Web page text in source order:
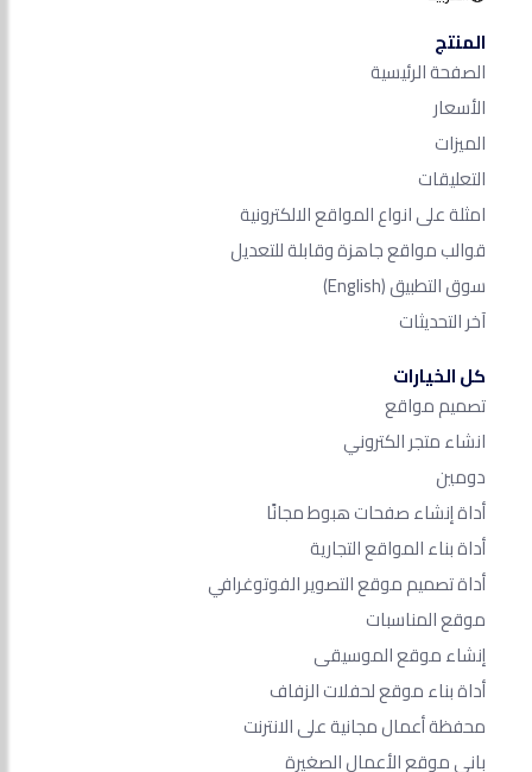
المنتج
الصفحة الرئيسية
الأسعار
الميزات
التعليقات
امثلة على انواع المواقع الالكترونية
قوالب مواقع جاهزة وقابلة للتعديل
سوق التطبيق(English)
آخر التحديثات
كل الخيارات
تصميم مواقع
انشاء متجر الكتروني
دومين
أداة إنشاء صفحات هبوط مجانًا
أداة بناء المواقع التجارية
أداة تصميم موقع التصوير الفوتوغرافي
موقع المناسبات
إنشاء موقع الموسيقى
أداة بناء موقع لحفلات الزفاف
محفظة أعمال مجانية على الانترنت
باني موقع الأعمال الصغيرة